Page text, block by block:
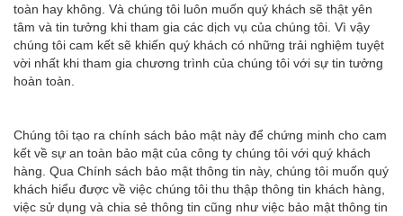
toàn hay không. Và chúng tôi luôn muốn quý khách sẽ thật yên
tâm và tin tưởng khi tham gia các dịch vụ của chúng tôi. Vì vậy
chúng tôi cam kết sẽ khiến quý khách có những trải nghiệm tuyệt
vời nhất khi tham gia chương trình của chúng tôi với sự tin tưởng
hoàn toàn.
Chúng tôi tạo ra chính sách bảo mật này để chứng minh cho cam
kết về sự an toàn bảo mật của công ty chúng tôi với quý khách
hàng. Qua Chính sách bảo mật thông tin này, chúng tôi muốn quý
khách hiểu được về việc chúng tôi thu thập thông tin khách hàng,
việc sử dụng và chia sẻ thông tin cũng như việc bảo mật thông tin